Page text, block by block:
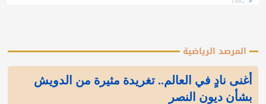
المرصد الرياضية
أغنى نادٍ في العالم.. تغريدة مثيرة من الدويش
بشأن ديون النصر